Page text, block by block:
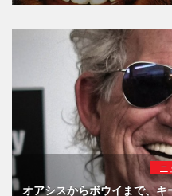
ニ
オアシスからボウイまで、